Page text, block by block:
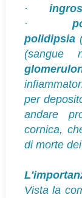
·
·
polidipsia
(sangue
per
andare
cornica,
di morte
Vista la